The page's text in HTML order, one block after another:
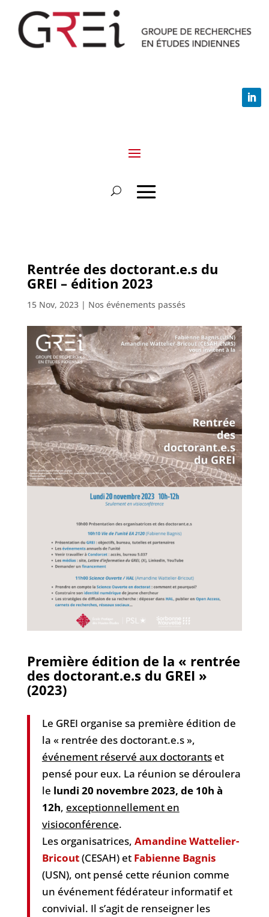
Rentrée des doctorant.e.s du
GREI – édition 2023
15 Nov, 2023| Nos événements passés
Première édition de la « rentrée
des doctorant.e.s du GREI »
(2023)
Le GREI organise sa première édition de
la « rentrée des doctorant.e.s »,
événement réservé aux doctorantset
pensé pour eux. La réunion se déroulera
le lundi 20 novembre 2023, de 10h à
12h, exceptionnellement en
visioconférence.
Les organisatrices, Amandine Wattelier-
Bricout(CESAH) et Fabienne Bagnis
(USN), ont pensé cette réunion comme
un événement fédérateur informatif et
convivial. Il s’agit de renseigner les